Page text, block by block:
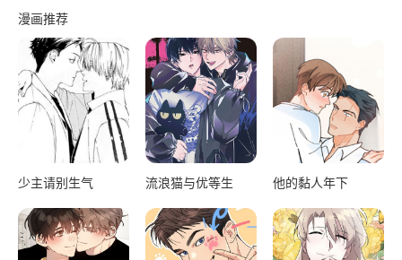
漫画推荐
少主请别生气 流浪猫与优等生 他的黏人年下